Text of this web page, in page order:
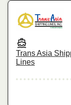
Trans Asia
Lines